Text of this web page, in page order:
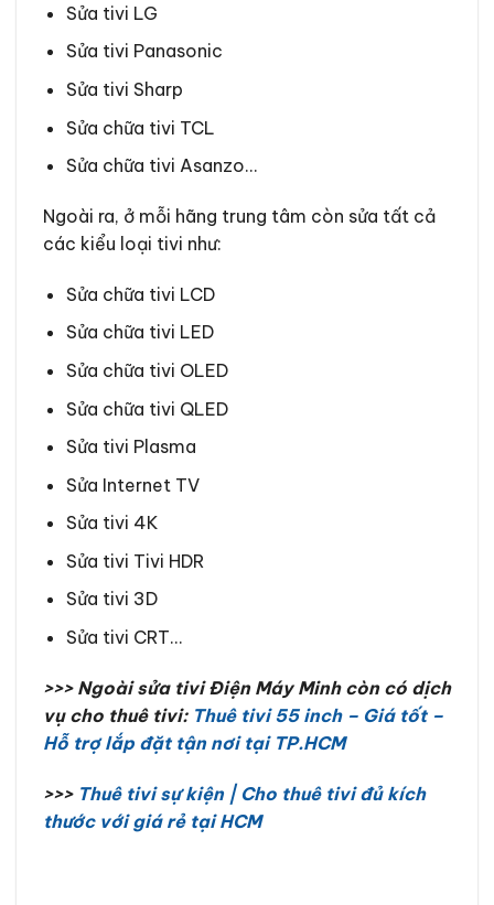
Sửa tivi LG
Sửa tivi Panasonic
Sửa tivi Sharp
Sửa chữa tivi TCL
Sửa chữa tivi Asanzo…
Ngoài ra, ở mỗi hãng trung tâm còn sửa tất cả
các kiểu loại tivi như:
Sửa chữa tivi LCD
Sửa chữa tivi LED
Sửa chữa tivi OLED
Sửa chữa tivi QLED
Sửa tivi Plasma
Sửa Internet TV
Sửa tivi 4K
Sửa tivi Tivi HDR
Sửa tivi 3D
Sửa tivi CRT…
>>> Ngoài sửa tivi Điện Máy Minh còn có dịch
vụ cho thuê tivi: Thuê tivi 55 inch – Giá tốt –
Hỗ trợ lắp đặt tận nơi tại TP.HCM
>>> Thuê tivi sự kiện | Cho thuê tivi đủ kích
thước với giá rẻ tại HCM